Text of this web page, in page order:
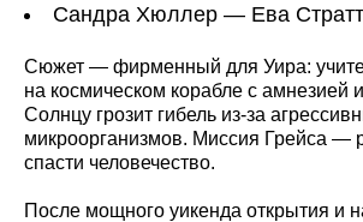
Сандра Хюллер — Ева Стратт
Сюжет — фирменный для Уира:
на космическом корабле с амнезией и
Солнцу грозит гибель из‑за
микроорганизмов. Миссия Грейса —
спасти человечество.
После мощного уикенда открытия и